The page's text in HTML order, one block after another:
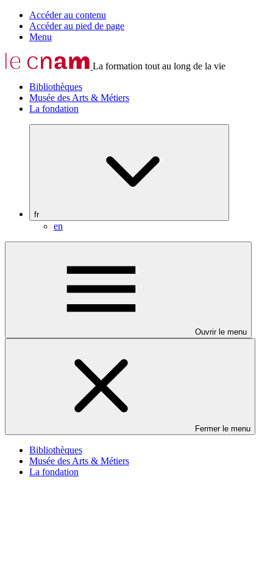
Accéder au contenu
Accéder au pied de page
Menu
La formation tout au long de la vie
Bibliothèques
Musée des Arts & Métiers
La fondation
fr
en
Ouvrir le menu
Fermer le menu
Bibliothèques
Musée des Arts & Métiers
La fondation